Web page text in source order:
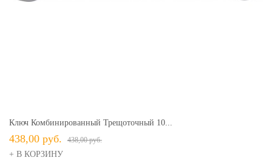
Ключ Комбинированный Трещоточный 10...
438,00 руб. 438,00 руб.
+ В КОРЗИНУ